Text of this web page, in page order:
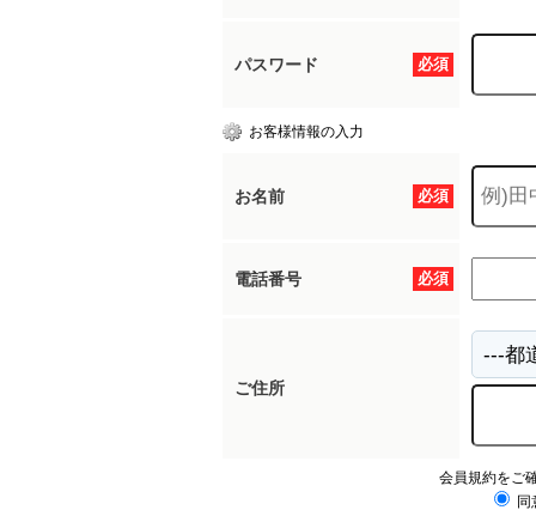
必須
パスワード
お客様情報の入力
必須
お名前
必須
電話番号
ご住所
会員規約をご
同